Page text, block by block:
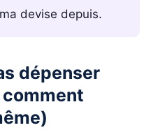
devise depuis.
dépenser